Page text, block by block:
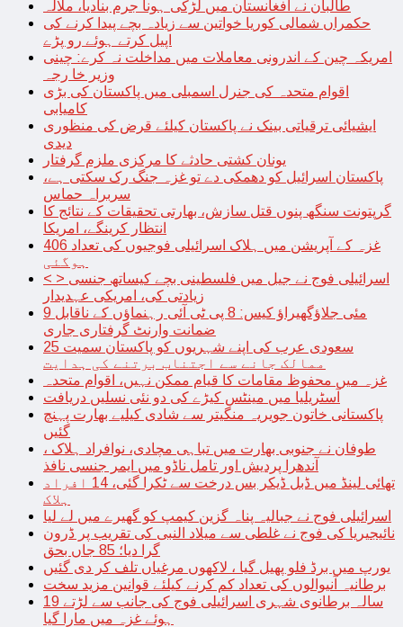
طالبان نے افغانستان میں لڑکی ہونا جرم بنادیا، ملالہ
حکمراں شمالی کوریا خواتین سے زیادہ بچے پیدا کرنے کی
اپیل کرتے ہوئے رو پڑے
امریکہ چین کے اندرونی معاملات میں مداخلت نہ کرے: چینی
وزیر خا رجہ
اقوام متحدہ کی جنرل اسمبلی میں پاکستان کی بڑی
کامیابی
ایشیائی ترقیاتی بینک نے پاکستان کیلئے قرض کی منظوری
دیدی
یونان کشتی حادثے کا مرکزی ملزم گرفتار
پاکستان اسرائیل کو دھمکی دے تو غزہ جنگ رک سکتی ہے،
سربراہ حماس
گرپتونت سنگھ پنوں قتل سازش، بھارتی تحقیقات کے نتائج کا
انتظار کرینگے، امریکا
غزہ کے آپریشن میں ہلاک اسرائیلی فوجیوں کی تعداد 406
ہوگئی
< > اسرائیلی فوج نے جیل میں فلسطینی بچے کیساتھ جنسی
زیادتی کی، امریکی عہدیدار
9 مئی جلاؤگھیراؤ کیس: 8 پی ٹی آئی رہنماؤں کے ناقابل
ضمانت وارنٹ گرفتاری جاری
سعودی عرب کی اپنے شہریوں کو پاکستان سمیت 25
ممالک جانے سے اجتناب برتنے کی ہدایت
غزہ میں محفوظ مقامات کا قیام ممکن نہیں، اقوام متحدہ
آسٹریلیا میں مینٹس کیڑے کی دو نئی نسلیں دریافت
پاکستانی خاتون جویریہ منگیتر سے شادی کیلیے بھارت پہنچ
گئیں
طوفان نے جنوبی بھارت میں تباہی مچادی، نوافراد ہلاک ،
آندھرا پردیش اور تامل ناڈو میں ایمر جنسی نافذ
تھائی لینڈ میں ڈبل ڈیکر بس درخت سے ٹکرا گئی، 14 افراد
ہلاک
اسرائیلی فوج نے جبالیہ پناہ گزین کیمپ کو گھیرے میں لے لیا
نائیجیریا کی فوج نے غلطی سے میلاد النبی کی تقریب پر ڈرون
گرا دیا؛ 85 جاں بحق
یورپ میں برڈ فلو پھیل گیا ، لاکھوں مرغیاں تلف کر دی گئیں
برطانیہ آنیوالوں کی تعداد کم کرنے کیلئے قوانین مزید سخت
19 سالہ برطانوی شہری اسرائیلی فوج کی جانب سے لڑتے
ہوئے غزہ میں مارا گیا